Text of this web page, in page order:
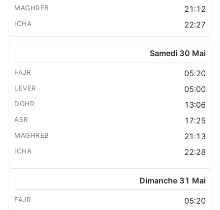
21:12
22:27
Samedi 30 Mai
05:20
05:00
13:06
17:25
21:13
22:28
Dimanche 31 Mai
05:20